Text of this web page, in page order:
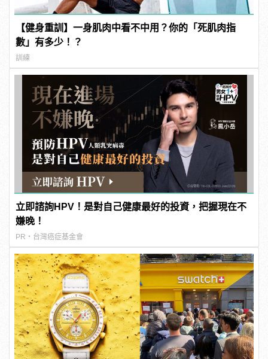
【健身重訓】一身肌肉中看不中用？你的「死肌肉指
數」有多少！？
訓練
立即諮詢HPV！是對自己健康最好的投資，把握現在不
嫌晚！
PR・台灣癌症基金會